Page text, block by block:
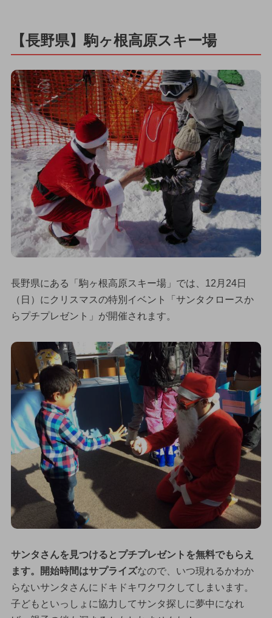
【長野県】駒ヶ根高原スキー場
長野県にある「駒ヶ根高原スキー場」では、12月24日
（日）にクリスマスの特別イベント「サンタクロースか
らプチプレゼント」が開催されます。
サンタさんを見つけるとプチプレゼントを無料でもらえ
ます。開始時間はサプライズなので、いつ現れるかわか
らないサンタさんにドキドキワクワクしてしまいます。
子どもといっしょに協力してサンタ探しに夢中になれ